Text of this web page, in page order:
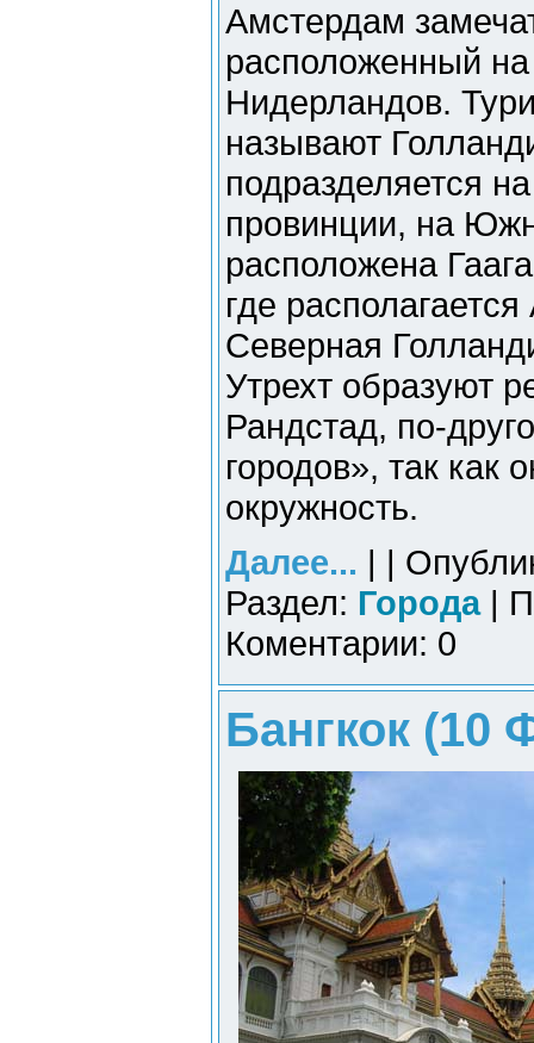
Амстердам
расположенный
Нидерландов.
называют
подразделяется
провинции, на
расположена
где
Северная
Утрехт образуют
Рандстад, по-
городов», так как
окружность.
Далее... | |
Раздел: Города|
Коментарии: 0
Бангкок (10